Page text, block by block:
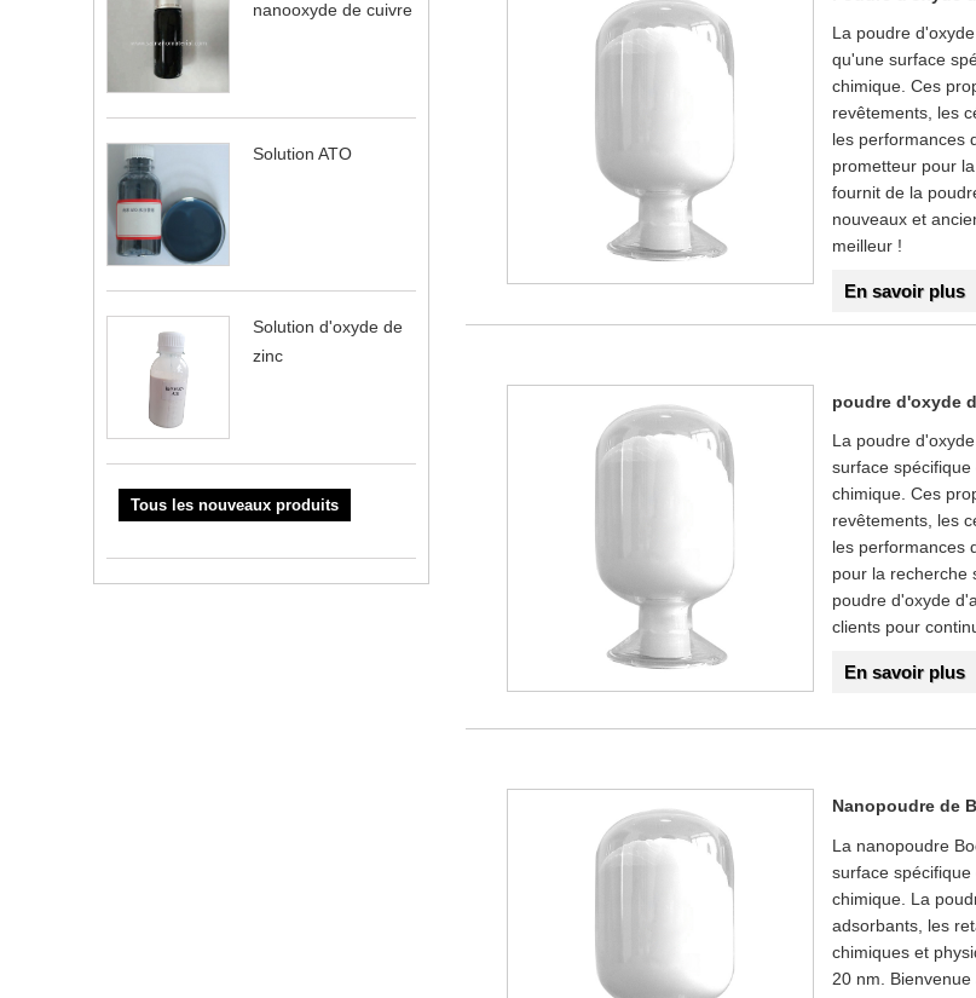
nanooxyde de cuivre
Solution ATO
Solution d'oxyde de
zinc
Tous les nouveaux produits
La poudre
qu'une surface
chimique. Ces
revêtements, les
les performances
prometteur pour
fournit de la
nouveaux et
meilleur !
En savoir plus
poudre d'oxyde
La poudre
surface
chimique. Ces
revêtements, les
les performances
pour la recherche
poudre d'oxyde
clients pour
En savoir plus
Nanopoudre de
La nanopoudre
surface
chimique. La
adsorbants, les
chimiques et
20 nm.